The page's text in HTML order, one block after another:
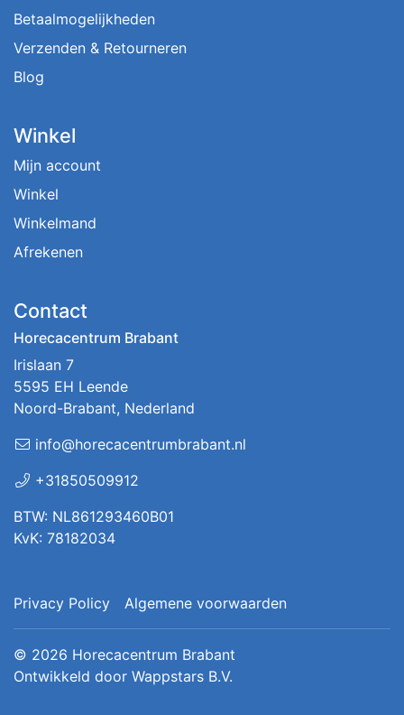
Betaalmogelijkheden
Verzenden & Retourneren
Blog
Winkel
Mijn account
Winkel
Winkelmand
Afrekenen
Contact
Horecacentrum Brabant
Irislaan 7
5595 EH Leende
Noord-Brabant, Nederland
info@horecacentrumbrabant.nl
+31850509912
BTW: NL861293460B01
KvK: 78182034
Privacy Policy Algemene voorwaarden
© 2026 Horecacentrum Brabant
Ontwikkeld door Wappstars B.V.